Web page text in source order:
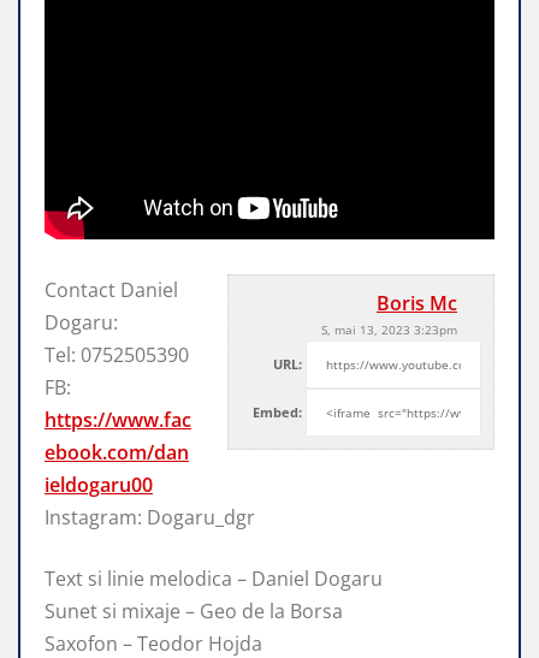
Boris Mc
S, mai 13, 2023 3:23pm
URL:
Embed:
Contact Daniel
Dogaru:
Tel: 0752505390
FB:
https://www.fac
ebook.com/dan
ieldogaru00
Instagram: Dogaru_dgr
Text si linie melodica – Daniel Dogaru
Sunet si mixaje – Geo de la Borsa
Saxofon – Teodor Hojda